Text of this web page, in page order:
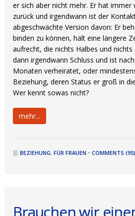
er sich aber nicht mehr. Er hat immer
zurück und irgendwann ist der
abgeschwächte Version davon: Er
binden zu können, hält eine längere
aufrecht, die nichts Halbes und
dann irgendwann Schluss und ist
Monaten verheiratet, oder
Beziehung, deren Status er groß in
Wer kennt sowas nicht?
mehr...
BEZIEHUNG,FÜR FRAUEN •COMMENTS (95)
Brauchen wir